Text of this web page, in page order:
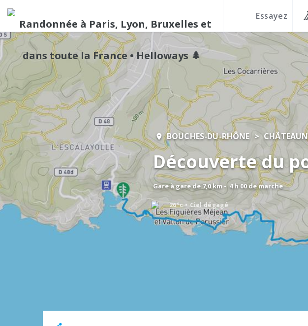
BOUCHES-DU-RHÔNE
Découverte du
Gare à gare de 7,0 km - 4 h 00 de marche
26°c Ciel dégagé